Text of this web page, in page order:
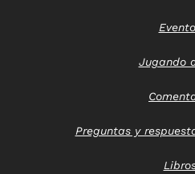
Jugando
Preguntas y